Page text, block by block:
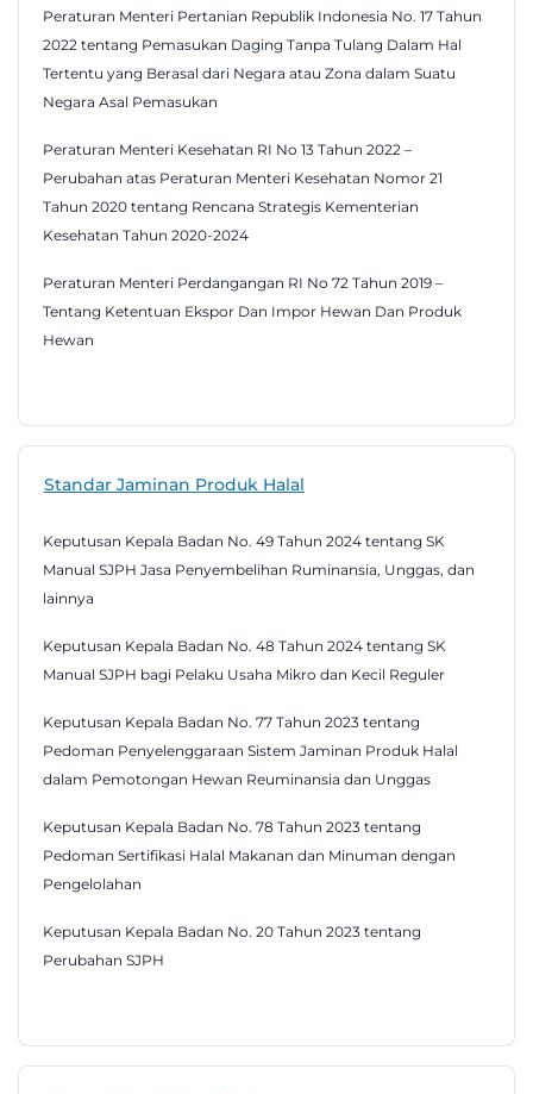
Peraturan Menteri Pertanian Republik Indonesia No. 17 Tahun
2022 tentang Pemasukan Daging Tanpa Tulang Dalam Hal
Tertentu yang Berasal dari Negara atau Zona dalam Suatu
Negara Asal Pemasukan
Peraturan Menteri Kesehatan RI No 13 Tahun 2022 –
Perubahan atas Peraturan Menteri Kesehatan Nomor 21
Tahun 2020 tentang Rencana Strategis Kementerian
Kesehatan Tahun 2020-2024
Peraturan Menteri Perdangangan RI No 72 Tahun 2019 –
Tentang Ketentuan Ekspor Dan Impor Hewan Dan Produk
Hewan
Standar Jaminan Produk Halal
Keputusan Kepala Badan No. 49 Tahun 2024 tentang SK
Manual SJPH Jasa Penyembelihan Ruminansia, Unggas, dan
lainnya
Keputusan Kepala Badan No. 48 Tahun 2024 tentang SK
Manual SJPH bagi Pelaku Usaha Mikro dan Kecil Reguler
Keputusan Kepala Badan No. 77 Tahun 2023 tentang
Pedoman Penyelenggaraan Sistem Jaminan Produk Halal
dalam Pemotongan Hewan Reuminansia dan Unggas
Keputusan Kepala Badan No. 78 Tahun 2023 tentang
Pedoman Sertifikasi Halal Makanan dan Minuman dengan
Pengelolahan
Keputusan Kepala Badan No. 20 Tahun 2023 tentang
Perubahan SJPH